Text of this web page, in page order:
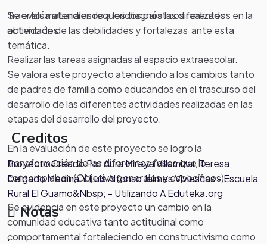
Traer los materiales requeridos para las diferentes
actividades.
Realizar las tareas asignadas al espacio extraescolar.
Se evalúa atendiendo a los diagnósticos realizados en la
obtención de las debilidades y fortalezas ante esta
temática.
Se valora este proyecto atendiendo a los cambios tanto
de padres de familia como educandos en el trascurso del
desarrollo de las diferentes actividades realizadas en las
etapas del desarrollo del proyecto.
En la evaluación de este proyecto se logro la
transformación de las diferentes fases que lo
contemplaban (Objetivo generales y específicos).
Se evidencia en este proyecto un cambio en la
comunidad educativa tanto actitudinal como
comportamental fortaleciendo en constructivismo como
Notas
.
Creditos
Proyecto Creado Por Aura Mireya Villamizar, Teresa
Delgado Medina Y Luis Alfonso Jaimes Viviescas - Escuela
Rural El Guamo&Nbsp; - Utilizando A Eduteka.org